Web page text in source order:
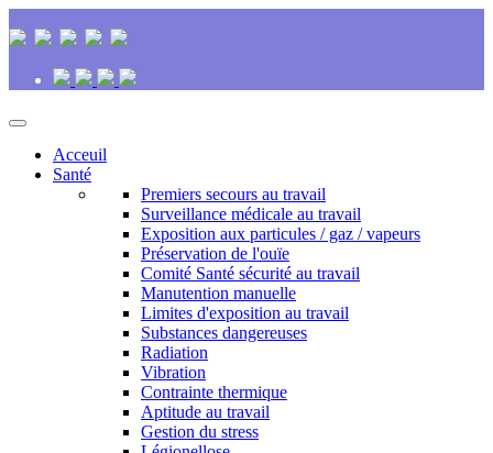
Acceuil
Santé
Premiers secours au travail
Surveillance médicale au travail
Exposition aux particules / gaz / vapeurs
Préservation de l'ouïe
Comité Santé sécurité au travail
Manutention manuelle
Limites d'exposition au travail
Substances dangereuses
Radiation
Vibration
Contrainte thermique
Aptitude au travail
Gestion du stress